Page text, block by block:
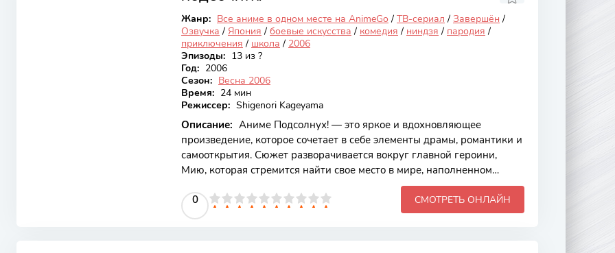
Жанр: Все аниме в одном месте на AnimeGo / ТВ-сериал / Завершён /
Озвучка / Япония / боевые искусства / комедия / ниндзя / пародия /
приключения / школа / 2006
Эпизоды: 13 из ?
Год: 2006
Сезон: Весна 2006
Время: 24 мин
Режиссер: Shigenori Kageyama
Описание: Аниме Подсолнух! — это яркое и вдохновляющее
произведение, которое сочетает в себе элементы драмы, романтики и
самооткрытия. Сюжет разворачивается вокруг главной героини,
Мию, которая стремится найти свое место в мире, наполненном
неопределенностью и вызовами. Это аниме привлекает зрителей
своей искренностью, красивой анимацией и трогательными
моментами, заставляющими задуматься о жизни и мечтах. Основной
0
4 5 6 7 8 9 10 СМОТРЕТЬ ОНЛАЙН